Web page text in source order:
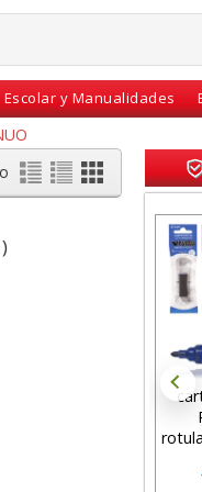
Escolar y Manualidades